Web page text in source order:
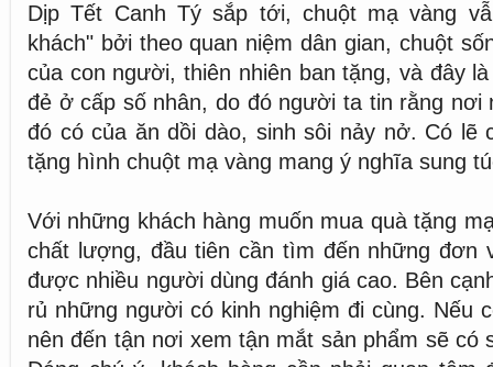
Dịp Tết Canh Tý sắp tới, chuột mạ vàng
khách" bởi theo quan niệm dân gian, chuột
của con người, thiên nhiên ban tặng, và đây
đẻ ở cấp số nhân, do đó người ta tin rằng nơi
đó có của ăn dồi dào, sinh sôi nảy nở. Có lẽ
tặng hình chuột mạ vàng mang ý nghĩa sung
Với những khách hàng muốn mua quà tặng
chất lượng, đầu tiên cần tìm đến những đơn
được nhiều người dùng đánh giá cao. Bên
rủ những người có kinh nghiệm đi cùng. Nếu
nên đến tận nơi xem tận mắt sản phẩm sẽ có